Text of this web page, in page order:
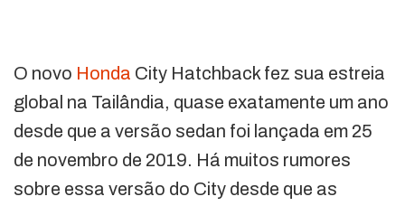
O novo Honda City Hatchback fez sua estreia
global na Tailândia, quase exatamente um ano
desde que a versão sedan foi lançada em 25
de novembro de 2019. Há muitos rumores
sobre essa versão do City desde que as